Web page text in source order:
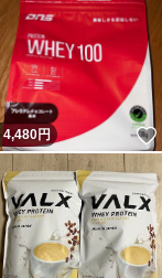
いいね！
4,480円